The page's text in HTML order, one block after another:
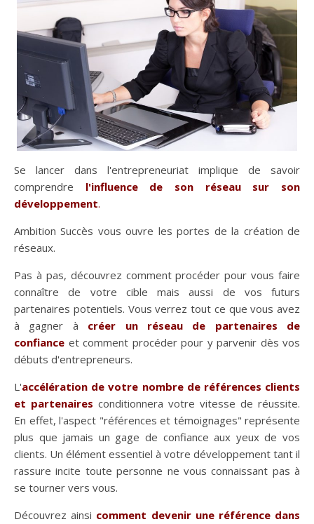
Se lancer dans l'entrepreneuriat implique de savoir
comprendre
l'influence de son réseau sur son
développement.
Ambition Succès vous ouvre les portes de la création de
réseaux.
Pas à pas, découvrez comment procéder pour vous faire
connaître de votre cible mais aussi de vos futurs
partenaires potentiels. Vous verrez tout ce que vous avez
à gagner à créer un réseau de partenaires de
confiance et comment procéder pour y parvenir dès vos
débuts d'entrepreneurs.
L'accélération de votre nombre de références clients
et partenaires conditionnera votre vitesse de réussite.
En effet, l'aspect "références et témoignages" représente
plus que jamais un gage de confiance aux yeux de vos
clients. Un élément essentiel à votre développement tant il
rassure incite toute personne ne vous connaissant pas à
se tourner vers vous.
Découvrez ainsi comment devenir une référence dans